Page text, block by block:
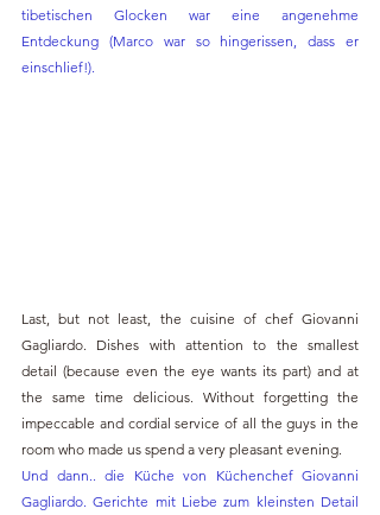
tibetischen Glocken war eine angenehme
Entdeckung (Marco war so hingerissen, dass er
einschlief!).
Last, but not least, the cuisine of chef Giovanni
Gagliardo. Dishes with attention to the smallest
detail (because even the eye wants its part) and at
the same time delicious. Without forgetting the
impeccable and cordial service of all the guys in the
room who made us spend a very pleasant evening.
Und dann.. die Küche von Küchenchef Giovanni
Gagliardo. Gerichte mit Liebe zum kleinsten Detail